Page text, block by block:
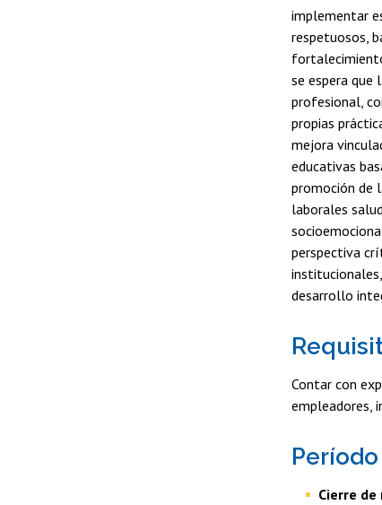
implementar
respetuosos,
se espera que
profesional,
propias
mejora
educativas
promoción de
laborales
perspectiva
desarrollo
Contar con
empleadores,
Cierre